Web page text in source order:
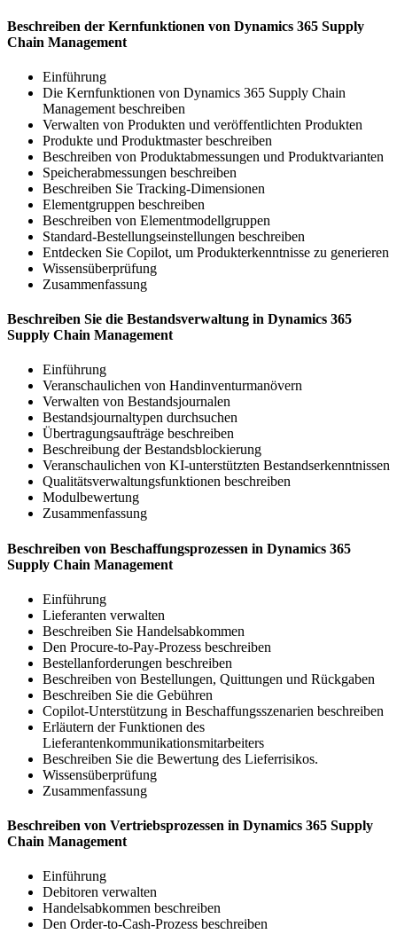
Beschreiben der Kernfunktionen von Dynamics 365 Supply
Chain Management
Einführung
Die Kernfunktionen von Dynamics 365 Supply Chain
Management beschreiben
Verwalten von Produkten und veröffentlichten Produkten
Produkte und Produktmaster beschreiben
Beschreiben von Produktabmessungen und Produktvarianten
Speicherabmessungen beschreiben
Beschreiben Sie Tracking-Dimensionen
Elementgruppen beschreiben
Beschreiben von Elementmodellgruppen
Standard-Bestellungseinstellungen beschreiben
Entdecken Sie Copilot, um Produkterkenntnisse zu generieren
Wissensüberprüfung
Zusammenfassung
Beschreiben Sie die Bestandsverwaltung in Dynamics 365
Supply Chain Management
Einführung
Veranschaulichen von Handinventurmanövern
Verwalten von Bestandsjournalen
Bestandsjournaltypen durchsuchen
Übertragungsaufträge beschreiben
Beschreibung der Bestandsblockierung
Veranschaulichen von KI-unterstützten Bestandserkenntnissen
Qualitätsverwaltungsfunktionen beschreiben
Modulbewertung
Zusammenfassung
Beschreiben von Beschaffungsprozessen in Dynamics 365
Supply Chain Management
Einführung
Lieferanten verwalten
Beschreiben Sie Handelsabkommen
Den Procure-to-Pay-Prozess beschreiben
Bestellanforderungen beschreiben
Beschreiben von Bestellungen, Quittungen und Rückgaben
Beschreiben Sie die Gebühren
Copilot-Unterstützung in Beschaffungsszenarien beschreiben
Erläutern der Funktionen des
Lieferantenkommunikationsmitarbeiters
Beschreiben Sie die Bewertung des Lieferrisikos.
Wissensüberprüfung
Zusammenfassung
Beschreiben von Vertriebsprozessen in Dynamics 365 Supply
Chain Management
Einführung
Debitoren verwalten
Handelsabkommen beschreiben
Den Order-to-Cash-Prozess beschreiben